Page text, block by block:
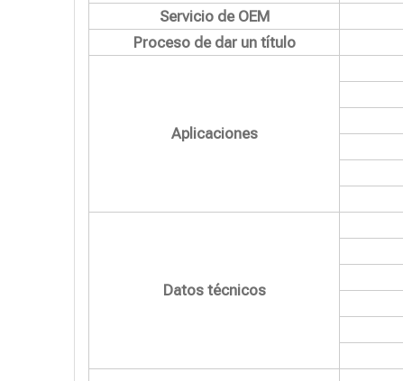
Servicio de OEM
Proceso de dar un título
Aplicaciones
Datos técnicos